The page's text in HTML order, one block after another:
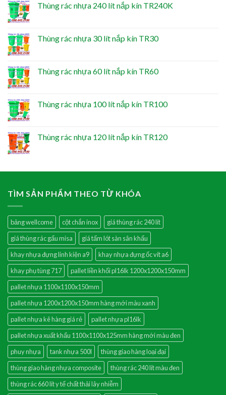
Thùng rác nhựa 240 lít nắp kín TR240K
Thùng rác nhựa 30 lít nắp kín TR30
Thùng rác nhựa 60 lít nắp kín TR60
Thùng rác nhựa 100 lít nắp kín TR100
Thùng rác nhựa 120 lít nắp kín TR120
TÌM SẢN PHẨM THEO TỪ KHÓA
bảng wellcome cột chắn inox
giá thùng rác 240 lít
giá thùng rác gấu misa
giá tấm lót sàn sân khấu
khay nhựa đựng linh kiện a9
khay nhựa đựng ốc vít a6
khay phụ tùng 717
pallet liền khối pl16lk 1200x1200x150mm
pallet nhựa 1100x1100x150mm
pallet nhựa 1200x1200x150mm hàng mới màu xanh
pallet nhựa kê hàng giá rẻ
pallet nhựa pl16lk
pallet nhựa xuất khẩu 1100x1100x125mm hàng mới màu đen
phuy nhựa
tank nhựa 500l
thùng giao hàng loại đại
thùng giao hàng nhựa composite
thùng rác 240 lít màu đen
thùng rác 660 lít y tế chất thải lây nhiễm